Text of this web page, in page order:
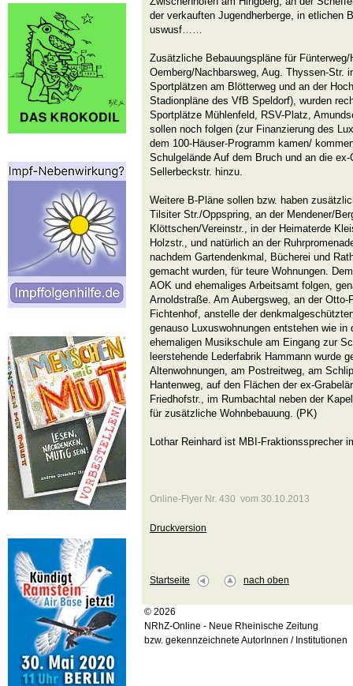
der verkauften Jugendherberge, in etlichen
uswusf……
Zusätzliche Bebauungspläne für
Oemberg/Nachbarsweg, Aug. Thyssen-Str.
Sportplätzen am Blötterweg und an der
Stadionpläne des VfB Speldorf), wurden
Sportplätze Mühlenfeld, RSV-Platz,
sollen noch folgen (zur Finanzierung des
dem 100-Häuser-Programm kamen/
Schulgelände Auf dem Bruch und an die
Sellerbeckstr. hinzu.
Weitere B-Pläne sollen bzw. haben
Tilsiter Str./Oppspring, an der Mendener/
Klöttschen/Vereinstr., in der Heimaterde
Holzstr., und natürlich an der
nachdem Gartendenkmal, Bücherei und
gemacht wurden, für teure Wohnungen.
AOK und ehemaliges Arbeitsamt folgen,
Arnoldstraße. Am Aubergsweg, an der
Fichtenhof, anstelle der
genauso Luxuswohnungen entstehen wie in
ehemaligen Musikschule am Eingang zur
leerstehende Lederfabrik Hammann wurde
Altenwohnungen, am Postreitweg, am
Hantenweg, auf den Flächen der ex-
Friedhofstr., im Rumbachtal neben der
für zusätzliche Wohnbebauung. (PK)
Lothar Reinhard ist MBI-Fraktionssprecher
Online-Flyer Nr. 430 vom 30.10.2013
Druckversion
Startseite nach oben
© 2026
NRhZ-Online - Neue Rheinische Zeitung
bzw. gekennzeichnete AutorInnen / Institutionen